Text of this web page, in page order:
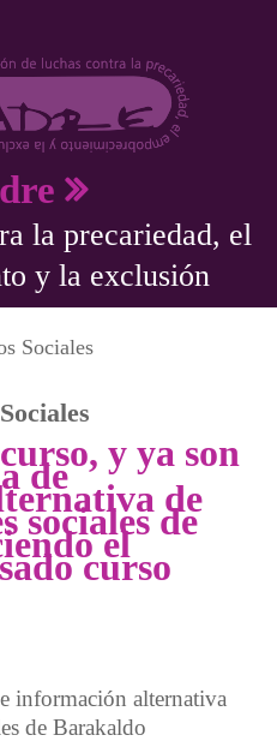
la precariedad, el
y la exclusión
aquí
Sociales
y ya son
de
de
sociales de
el
curso